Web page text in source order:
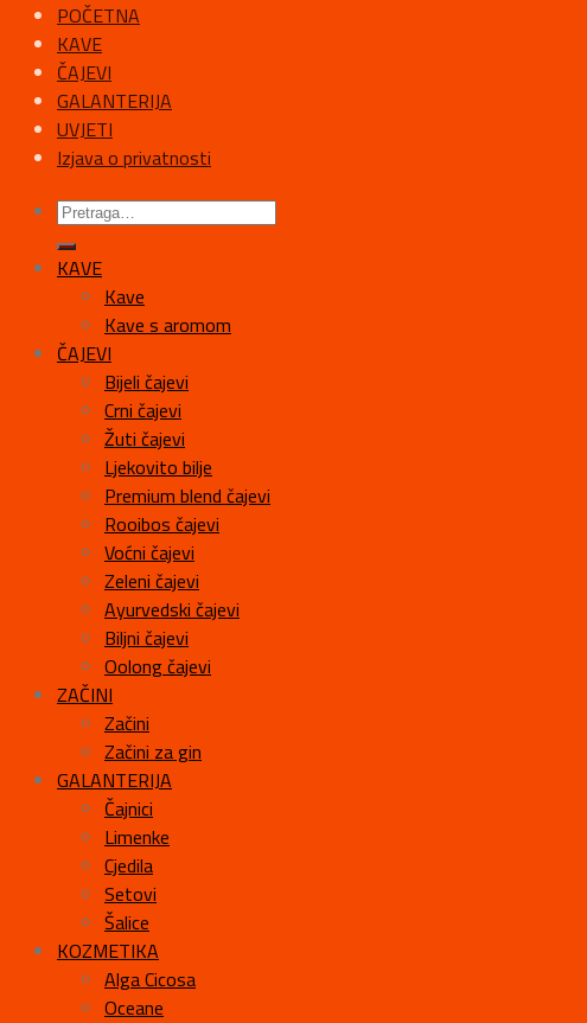
POČETNA
KAVE
ČAJEVI
GALANTERIJA
UVJETI
Izjava o privatnosti
KAVE
Kave
Kave s aromom
ČAJEVI
Bijeli čajevi
Crni čajevi
Žuti čajevi
Ljekovito bilje
Premium blend čajevi
Rooibos čajevi
Voćni čajevi
Zeleni čajevi
Ayurvedski čajevi
Biljni čajevi
Oolong čajevi
ZAČINI
Začini
Začini za gin
GALANTERIJA
Čajnici
Limenke
Cjedila
Setovi
Šalice
KOZMETIKA
Alga Cicosa
Oceane